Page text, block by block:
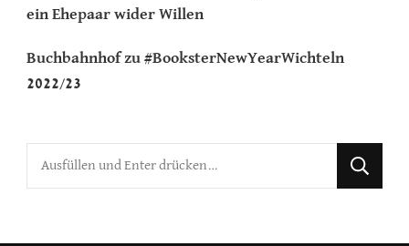
ein Ehepaar wider Willen
Buchbahnhofzu #BooksterNewYearWichteln
2022/23
Suchst
du